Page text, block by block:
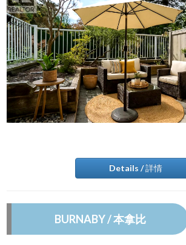
Details / 詳情
BURNABY / 本拿比